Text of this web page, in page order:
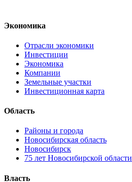
Экономика
Отрасли экономики
Инвестиции
Экономика
Компании
Земельные участки
Инвестиционная карта
Область
Районы и города
Новосибирская область
Новосибирск
75 лет Новосибирской области
Власть